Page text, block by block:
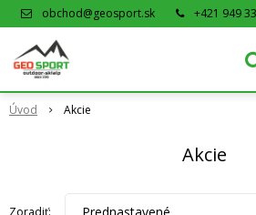
obchod@geosport.sk +421 949
Úvod Akcie
Akcie
Zoradiť: